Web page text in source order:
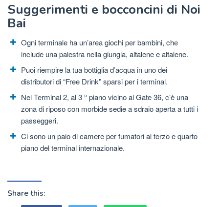
Suggerimenti e bocconcini di Noi
Bai
Ogni terminale ha un’area giochi per bambini, che
include una palestra nella giungla, altalene e altalene.
Puoi riempire la tua bottiglia d’acqua in uno dei
distributori di “Free Drink” sparsi per i terminal.
Nel Terminal 2, al 3 ° piano vicino al Gate 36, c’è una
zona di riposo con morbide sedie a sdraio aperta a tutti i
passeggeri.
Ci sono un paio di camere per fumatori al terzo e quarto
piano del terminal internazionale.
Share this: